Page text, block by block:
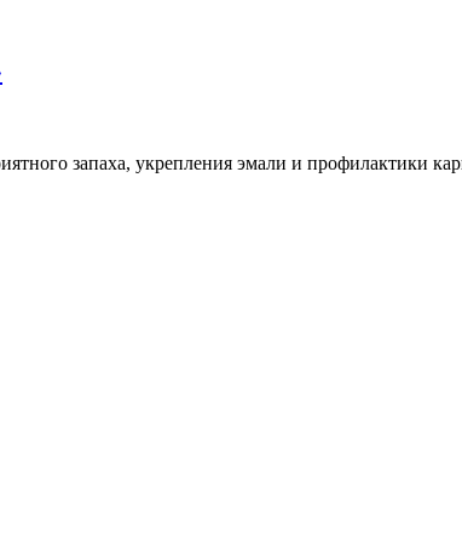
запаха, укрепления эмали и профилактики